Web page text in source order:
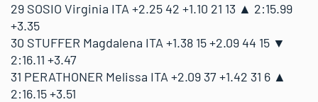
29 SOSIO Virginia ITA +2.25 42 +1.10 21 13 ▲ 2:15.99
+3.35
30 STUFFER Magdalena ITA +1.38 15 +2.09 44 15 ▼
2:16.11 +3.47
31 PERATHONER Melissa ITA +2.09 37 +1.42 31 6 ▲
2:16.15 +3.51